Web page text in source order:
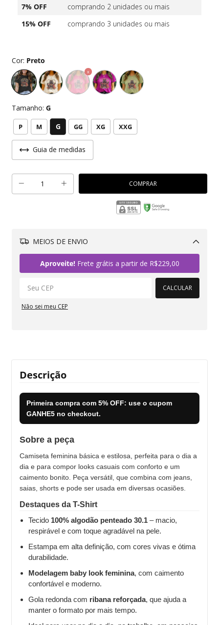
7% OFF
comprando 2 unidades ou mais
15% OFF
comprando 3 unidades ou mais
Cor: Preto
Tamanho: G
P M G GG XG XXG
Guia de medidas
MEIOS DE ENVIO
Aproveite!Frete grátis a partir de R$229,00
CALCULAR
Não sei meu CEP
Descrição
Primeira compra com 5% OFF: use o cupom
GANHE5 no checkout.
Sobre a peça
Camiseta feminina básica e estilosa, perfeita para o dia a
dia e para compor looks casuais com conforto e um
caimento bonito. Peça versátil, que combina com jeans,
saias, shorts e pode ser usada em diversas ocasiões.
Destaques da T-Shirt
Tecido 100% algodão penteado 30.1 – macio,
respirável e com toque agradável na pele.
Estampa em alta definição, com cores vivas e ótima
durabilidade.
Modelagem baby look feminina, com caimento
confortável e moderno.
Gola redonda com ribana reforçada, que ajuda a
manter o formato por mais tempo.